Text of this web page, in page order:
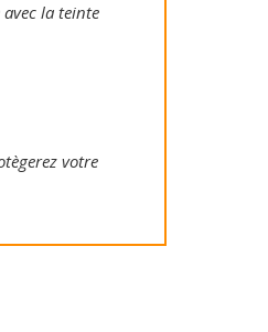
la teinte
votre